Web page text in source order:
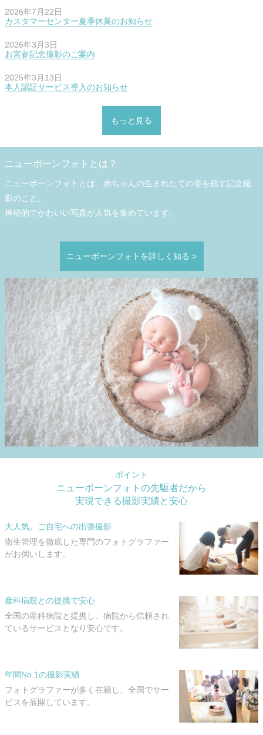
2026年7月22日
カスタマーセンター夏季休業のお知らせ
2026年3月3日
お宮参記念撮影のご案内
2025年3月13日
本人認証サービス導入のお知らせ
もっと見る
ニューボーンフォトとは？
ニューボーンフォトとは、赤ちゃんの生まれたての姿を残す記念撮
影のこと。
神秘的でかわいい写真が人気を集めています。
ニューボーンフォトを詳しく知る >
ポイント
ニューボーンフォトの先駆者だから
実現できる撮影実績と安心
大人気。ご自宅への出張撮影
衛生管理を徹底した専門のフォトグラファー
がお伺いします。
産科病院との提携で安心
全国の産科病院と提携し、病院から信頼され
ているサービスとなり安心です。
年間No.1の撮影実績
フォトグラファーが多く在籍し、全国でサー
ビスを展開しています。